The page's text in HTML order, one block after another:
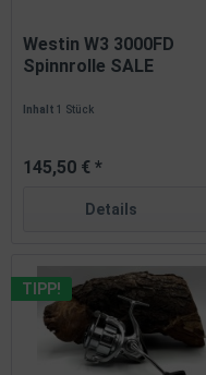
Westin W3 3000FD
Spinnrolle SALE
Inhalt1 Stück
145,50 € *
Details
TIPP!